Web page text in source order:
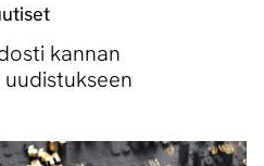
kannan